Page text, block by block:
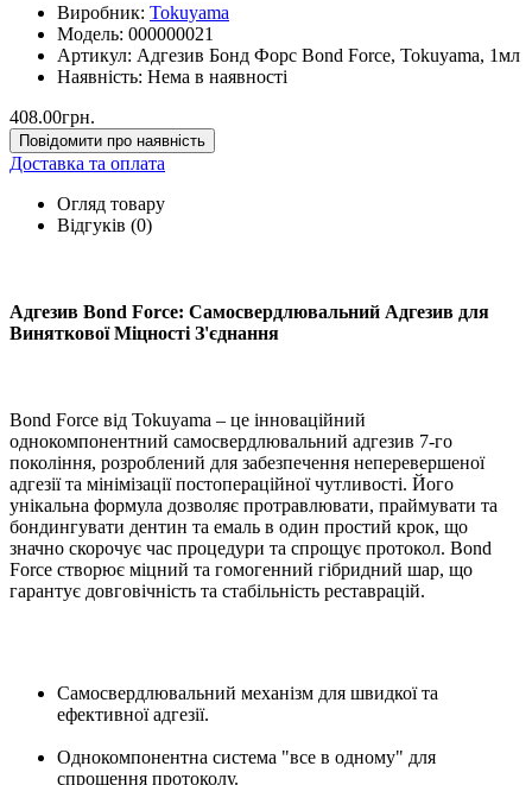
Виробник: Tokuyama
Модель: 000000021
Артикул: Адгезив Бонд Форс Bond Force, Tokuyama, 1мл
Наявність: Нема в наявності
408.00грн.
Повідомити про наявність
Доставка та оплата
Огляд товару
Відгуків (0)
Адгезив Bond Force: Самосвердлювальний Адгезив для
Виняткової Міцності З'єднання
Bond Force від Tokuyama – це інноваційний
однокомпонентний самосвердлювальний адгезив 7-го
покоління, розроблений для забезпечення неперевершеної
адгезії та мінімізації постопераційної чутливості. Його
унікальна формула дозволяє протравлювати, праймувати та
бондингувати дентин та емаль в один простий крок, що
значно скорочує час процедури та спрощує протокол. Bond
Force створює міцний та гомогенний гібридний шар, що
гарантує довговічність та стабільність реставрацій.
Самосвердлювальний механізм для швидкої та
ефективної адгезії.
Однокомпонентна система "все в одному" для
спрощення протоколу.